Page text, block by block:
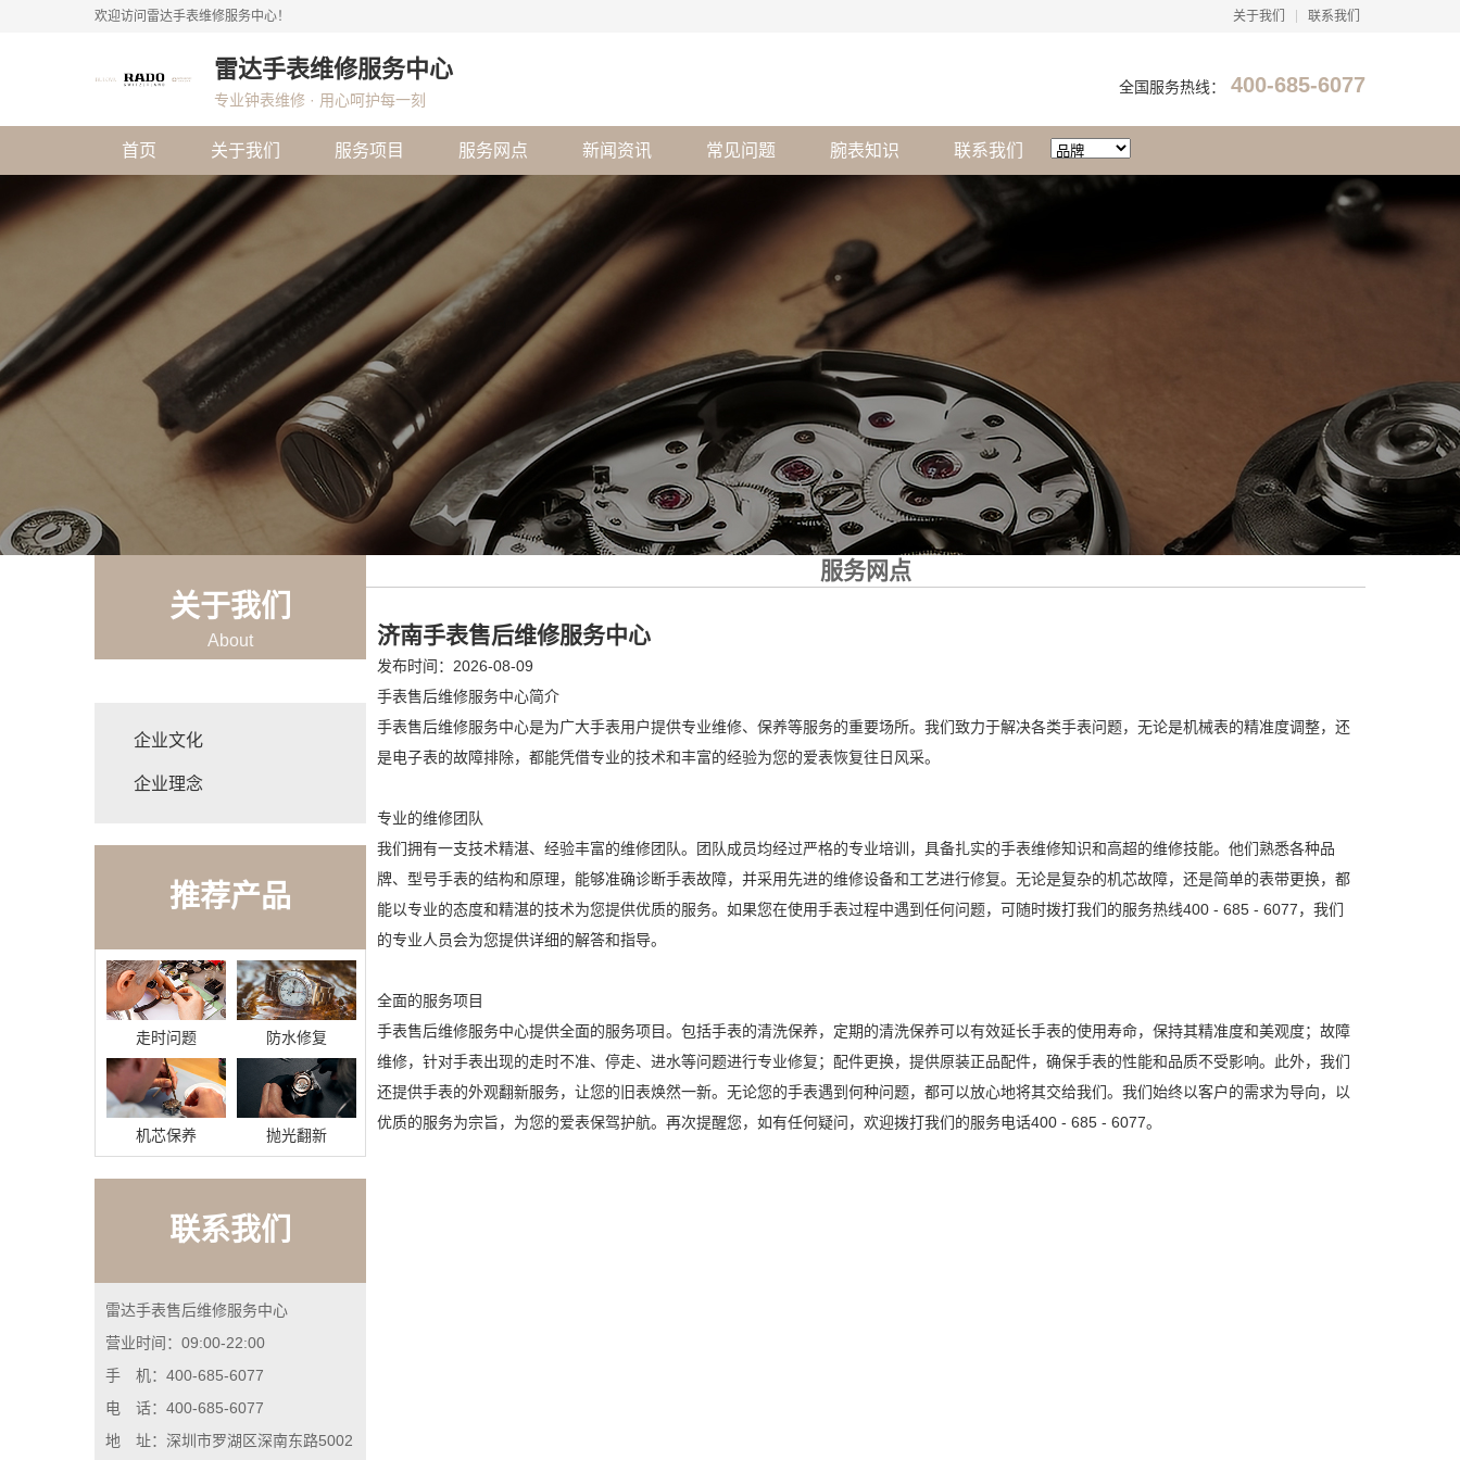
欢迎访问雷达手表维修服务中心！ 关于我们 联系我们
雷达手表维修服务中心
专业钟表维修 · 用心呵护每一刻
全国服务热线： 400-685-6077
首页 关于我们 服务项目 服务网点 新闻资讯 常见问题 腕表知识 联系我们
关于我们
About
企业文化
企业理念
推荐产品
走时问题 防水修复
机芯保养 抛光翻新
联系我们
雷达手表售后维修服务中心
营业时间：09:00-22:00
手 机：400-685-6077
电 话：400-685-6077
地 址：深圳市罗湖区深南东路5002
服务网点
济南手表售后维修服务中心
发布时间：2026-08-09
手表售后维修服务中心简介
手表售后维修服务中心是为广大手表用户提供专业维修、保养等服务的重要场所。我们致力于解决各类手表问题，无论是机械表的精准度调整，还
是电子表的故障排除，都能凭借专业的技术和丰富的经验为您的爱表恢复往日风采。
专业的维修团队
我们拥有一支技术精湛、经验丰富的维修团队。团队成员均经过严格的专业培训，具备扎实的手表维修知识和高超的维修技能。他们熟悉各种品
牌、型号手表的结构和原理，能够准确诊断手表故障，并采用先进的维修设备和工艺进行修复。无论是复杂的机芯故障，还是简单的表带更换，都
能以专业的态度和精湛的技术为您提供优质的服务。如果您在使用手表过程中遇到任何问题，可随时拨打我们的服务热线400 - 685 - 6077，我们
的专业人员会为您提供详细的解答和指导。
全面的服务项目
手表售后维修服务中心提供全面的服务项目。包括手表的清洗保养，定期的清洗保养可以有效延长手表的使用寿命，保持其精准度和美观度；故障
维修，针对手表出现的走时不准、停走、进水等问题进行专业修复；配件更换，提供原装正品配件，确保手表的性能和品质不受影响。此外，我们
还提供手表的外观翻新服务，让您的旧表焕然一新。无论您的手表遇到何种问题，都可以放心地将其交给我们。我们始终以客户的需求为导向，以
优质的服务为宗旨，为您的爱表保驾护航。再次提醒您，如有任何疑问，欢迎拨打我们的服务电话400 - 685 - 6077。